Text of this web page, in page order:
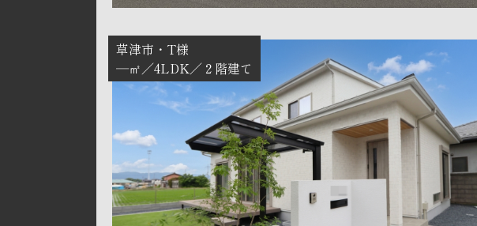
草津市
T様
―㎡
4LDK ２階建て